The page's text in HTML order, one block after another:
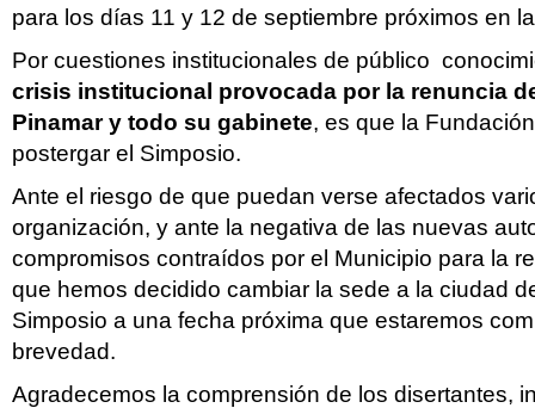
para los días 11 y 12 de septiembre próximos en
Por cuestiones institucionales de público
crisis institucional provocada por la renuncia
Pinamar y todo su gabinete, es que la
postergar el Simposio.
Ante el riesgo de que puedan verse afectados
organización, y ante la negativa de las nuevas
compromisos contraídos por el Municipio para la
que hemos decidido cambiar la sede a la ciudad
Simposio a una fecha próxima que estaremos
brevedad.
Agradecemos la comprensión de los disertantes,